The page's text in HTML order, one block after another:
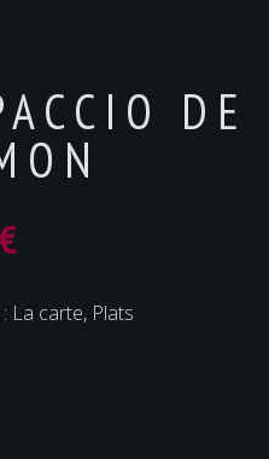
DE
€
La carte, Plats